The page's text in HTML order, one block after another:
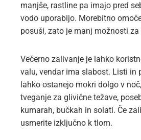
manjše, rastline pa imajo pred
vodo uporabijo. Morebitno
posuši, zato je manj možnosti
Večerno zalivanje je lahko
valu, vendar ima slabost. Listi in
lahko ostanejo mokri dolgo v
tveganje za glivične težave,
kumarah, bučkah in solati. Če
usmerite izključno k tlom.